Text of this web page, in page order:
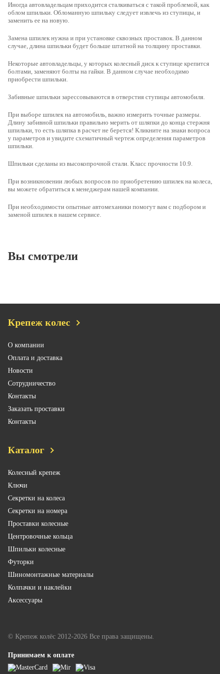
Иногда автовладельцам приходится сталкиваться с такой проблемой, как
облом шпильки. Обломанную шпильку следует извлечь из ступицы, и
заменить ее на новую.
Замена шпилек нужна и при установке сквозных проставок. В данном
случае, длина шпильки будет больше штатной на толщину проставки.
Некоторые автовладельцы, у которых колесный диск к ступице крепится
болтами, заменяют болты на гайки. В данном случае необходимо
приобрести шпильки.
Забивные шпильки зарессовываются в отверстия ступицы автомобиля.
При выборе шпилек на автомобиль, важно измерить точные размеры.
Длину забивной шпильки правильно мерить от шляпки до конца стержня
шпильки, то есть шляпка в расчет не берется! Кликните на знаки вопроса
у параметров и увидите схематичный чертеж определения параметров
шпильки.
Шпильки сделаны из высокопрочной стали. Класс прочности 10.9.
При возникновении любых вопросов по приобретению шпилек на колеса,
вы можете обратиться к менеджерам нашей компании.
При необходимости опытные автомеханики помогут вам с подбором и
заменой шпилек в нашем сервисе.
Вы смотрели
Крепеж колес
О компании
Оплата и доставка
Новости
Сотрудничество
Контакты
Заказать проставки
Контакты
Каталог
Колесный крепеж
Ключи
Секретки на колеса
Секретки на номера
Проставки колесные
Центровочные кольца
Шпильки колесные
Футорки
Шиномонтажные материалы
Колпачки и наклейки
Аксессуары
© Крепеж колёс 2012-2026 Все права защищены.
Принимаем к оплате